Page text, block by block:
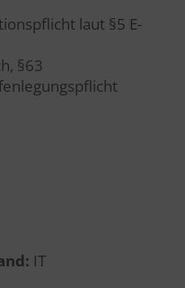
laut §5 E-
§63
IT